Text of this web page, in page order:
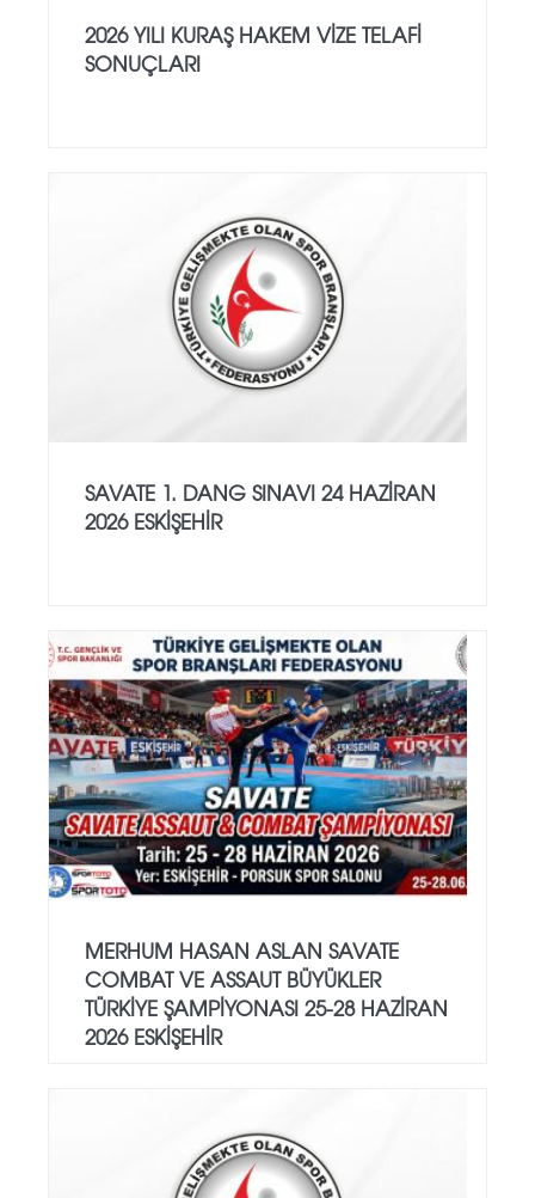
2026 YILI KURAŞ HAKEM VİZE TELAFİ
SONUÇLARI
SAVATE 1. DANG SINAVI 24 HAZİRAN
2026 ESKİŞEHİR
MERHUM HASAN ASLAN SAVATE
COMBAT VE ASSAUT BÜYÜKLER
TÜRKİYE ŞAMPİYONASI 25-28 HAZİRAN
2026 ESKİŞEHİR